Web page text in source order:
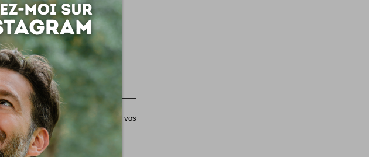
Mon job, rendre visible et lisible vos